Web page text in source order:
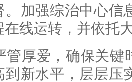
。加强综治中心信
在线运转，并依托
管厚爱，确保关键
到新水平，层层压